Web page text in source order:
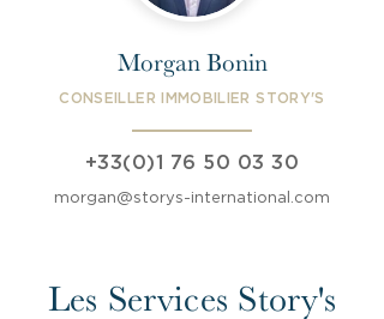
Morgan Bonin
CONSEILLER IMMOBILIER STORY'S
+33(0)1 76 50 03 30
morgan@storys-international.com
Les Services Story's